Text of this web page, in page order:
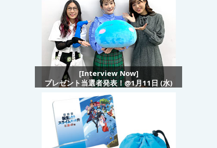
[Interview Now]
プレゼント当選者発表！@1月11日 (水)